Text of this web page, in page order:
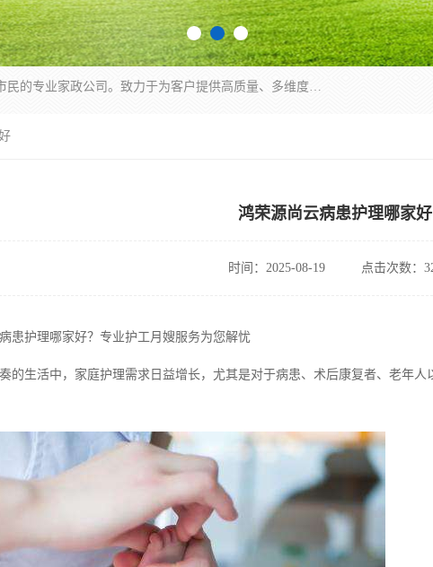
深圳市柏林家政有限公司是一家服务于深圳市民的专业家政公司。致力于为客户提供高质量、多维度的家庭服务，包括养老、母婴、月嫂育婴早教、康复理疗、家电清洗和保洁等方面的专业服务。
鸿荣源尚云病患护理哪家好
时间：2025-08-19 点击次数：
患护理哪家好？专业护工月嫂服务为您解忧
的生活中，家庭护理需求日益增长，尤其是对于病患、术后康复者、老年